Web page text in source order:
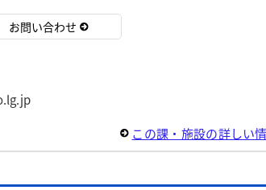
お問い合わせ
この課・施設の詳しい